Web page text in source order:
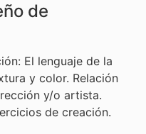
de
El lenguaje de la
y color. Relación
y/o artista.
de creación.